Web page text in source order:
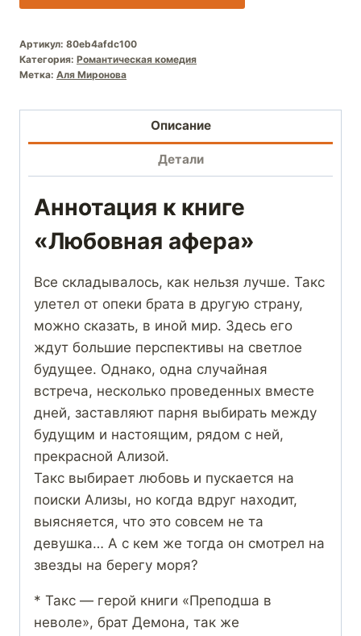
Артикул: 80eb4afdc100
Категория: Романтическая комедия
Метка: Аля Миронова
Описание
Детали
Аннотация к книге
«Любовная афера»
Все складывалось, как нельзя лучше. Такс
улетел от опеки брата в другую страну,
можно сказать, в иной мир. Здесь его
ждут большие перспективы на светлое
будущее. Однако, одна случайная
встреча, несколько проведенных вместе
дней, заставляют парня выбирать между
будущим и настоящим, рядом с ней,
прекрасной Ализой.
Такс выбирает любовь и пускается на
поиски Ализы, но когда вдруг находит,
выясняется, что это совсем не та
девушка… А с кем же тогда он смотрел на
звезды на берегу моря?
* Такс — герой книги «Преподша в
неволе», брат Демона, так же